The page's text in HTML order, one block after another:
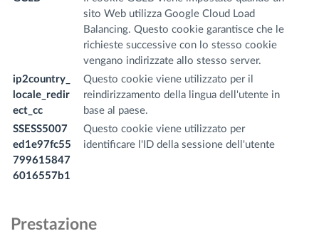
sito Web utilizza Google Cloud Load
Balancing. Questo cookie garantisce che le
richieste successive con lo stesso cookie
vengano indirizzate allo stesso server.
ip2country_
locale_redir
ect_cc
Questo cookie viene utilizzato per il
reindirizzamento della lingua dell'utente in
base al paese.
SSESS5007
ed1e97fc55
799615847
6016557b1
Questo cookie viene utilizzato per
identificare l'ID della sessione dell'utente
Prestazione